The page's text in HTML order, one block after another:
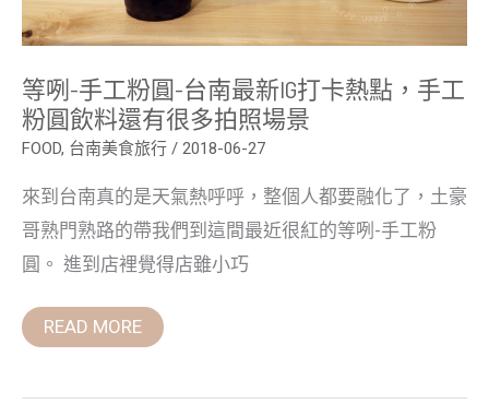
等咧-手工粉圓-台南最新IG打卡熱點，手工
粉圓飲料還有很多拍照場景
FOOD, 台南美食旅行 / 2018-06-27
來到台南真的是天氣熱呼呼，整個人都要融化了，土豪
哥熟門熟路的帶我們到這間最近很紅的等咧-手工粉
圓。 進到店裡覺得店雖小巧
工
粉
圓
料
還
有
很
拍
照
場
景
READ MORE